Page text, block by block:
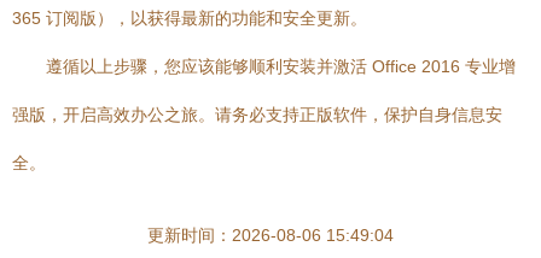
365 订阅版），以获得最新的功能和安全更新。
遵循以上步骤，您应该能够顺利安装并激活 Office 2016 专业增
强版，开启高效办公之旅。请务必支持正版软件，保护自身信息安
全。
更新时间：2026-08-06 15:49:04